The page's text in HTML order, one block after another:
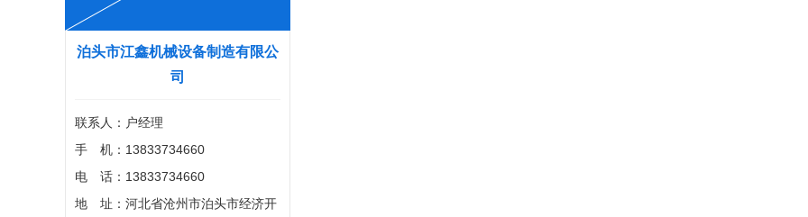
泊头市江鑫机械设备制造有限公
司
联系人：户经理
手 机：13833734660
电 话：13833734660
地 址：河北省沧州市泊头市经济开